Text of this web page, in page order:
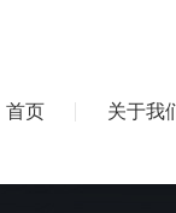
首页 关于我